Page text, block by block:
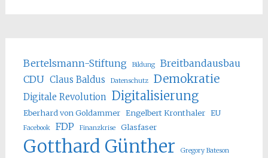
Bertelsmann-Stiftung Bildung
Breitbandausbau
CDU Claus Baldus Datenschutz Demokratie
Digitale Revolution Digitalisierung
Eberhard von Goldammer Engelbert Kronthaler EU
Facebook FDP Finanzkrise Glasfaser
Gotthard Günther Gregory Bateson